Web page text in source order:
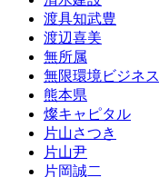
渡具知武豊
渡辺喜美
無所属
無限環境ビジネス
熊本県
燦キャピタル
片山さつき
片山尹
片岡誠二